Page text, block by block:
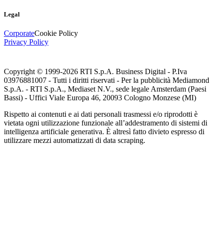
Legal
CorporateCookie Policy
Privacy Policy
Copyright © 1999-2026 RTI S.p.A. Business Digital - P.Iva
03976881007 - Tutti i diritti riservati - Per la pubblicità Mediamond
S.p.A. - RTI S.p.A., Mediaset N.V., sede legale Amsterdam (Paesi
Bassi) - Uffici Viale Europa 46, 20093 Cologno Monzese (MI)
Rispetto ai contenuti e ai dati personali trasmessi e/o riprodotti è
vietata ogni utilizzazione funzionale all’addestramento di sistemi di
intelligenza artificiale generativa. È altresì fatto divieto espresso di
utilizzare mezzi automatizzati di data scraping.